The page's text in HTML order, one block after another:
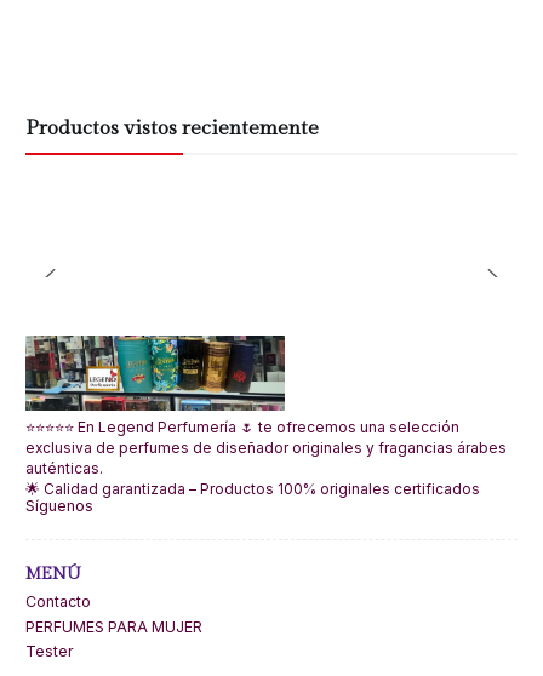
Productos vistos recientemente
⭐⭐⭐⭐⭐ En Legend Perfumería 🌷 te ofrecemos una selección
exclusiva de perfumes de diseñador originales y fragancias árabes
auténticas.
🌟 Calidad garantizada – Productos 100% originales certificados
Síguenos
MENÚ
Contacto
PERFUMES PARA MUJER
Tester